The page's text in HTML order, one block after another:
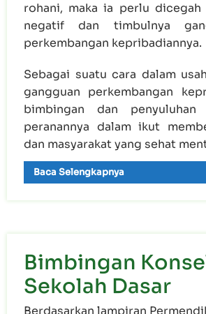
rohani, maka ia perlu dicegah
negatif dan timbulnya
perkembangan kepribadiannya.
Sebagai suatu cara dalam
gangguan perkembangan
bimbingan dan penyuluhan
peranannya dalam ikut
dan masyarakat yang sehat
Baca Selengkapnya
Bimbingan
Sekolah Dasar
Berdasarkan lampiran